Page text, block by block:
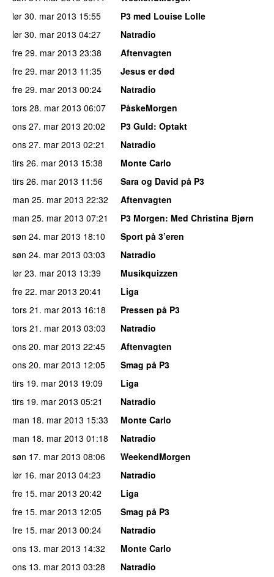
lør 30. mar 2013 15:55
P3 med Louise Lolle
lør 30. mar 2013 04:27
Natradio
fre 29. mar 2013 23:38
Aftenvagten
fre 29. mar 2013 11:35
Jesus er død
fre 29. mar 2013 00:24
Natradio
tors 28. mar 2013 06:07
PåskeMorgen
ons 27. mar 2013 20:02 P3 Guld: Optakt
ons 27. mar 2013 02:21
Natradio
tirs 26. mar 2013 15:38
Monte Carlo
tirs 26. mar 2013 11:56
Sara og David på P3
man 25. mar 2013 22:32
Aftenvagten
man 25. mar 2013 07:21 P3 Morgen: Med Christina Bjørn
søn 24. mar 2013 18:10
Sport på 3’eren
søn 24. mar 2013 03:03
Natradio
lør 23. mar 2013 13:39
Musikquizzen
fre 22. mar 2013 20:41
Liga
tors 21. mar 2013 16:18
Pressen på P3
tors 21. mar 2013 03:03
Natradio
ons 20. mar 2013 22:45
Aftenvagten
ons 20. mar 2013 12:05
Smag på P3
tirs 19. mar 2013 19:09
Liga
tirs 19. mar 2013 05:21
Natradio
man 18. mar 2013 15:33
Monte Carlo
man 18. mar 2013 01:18
Natradio
søn 17. mar 2013 08:06
WeekendMorgen
lør 16. mar 2013 04:23
Natradio
fre 15. mar 2013 20:42
Liga
fre 15. mar 2013 12:05
Smag på P3
fre 15. mar 2013 00:24
Natradio
ons 13. mar 2013 14:32
Monte Carlo
ons 13. mar 2013 03:28
Natradio